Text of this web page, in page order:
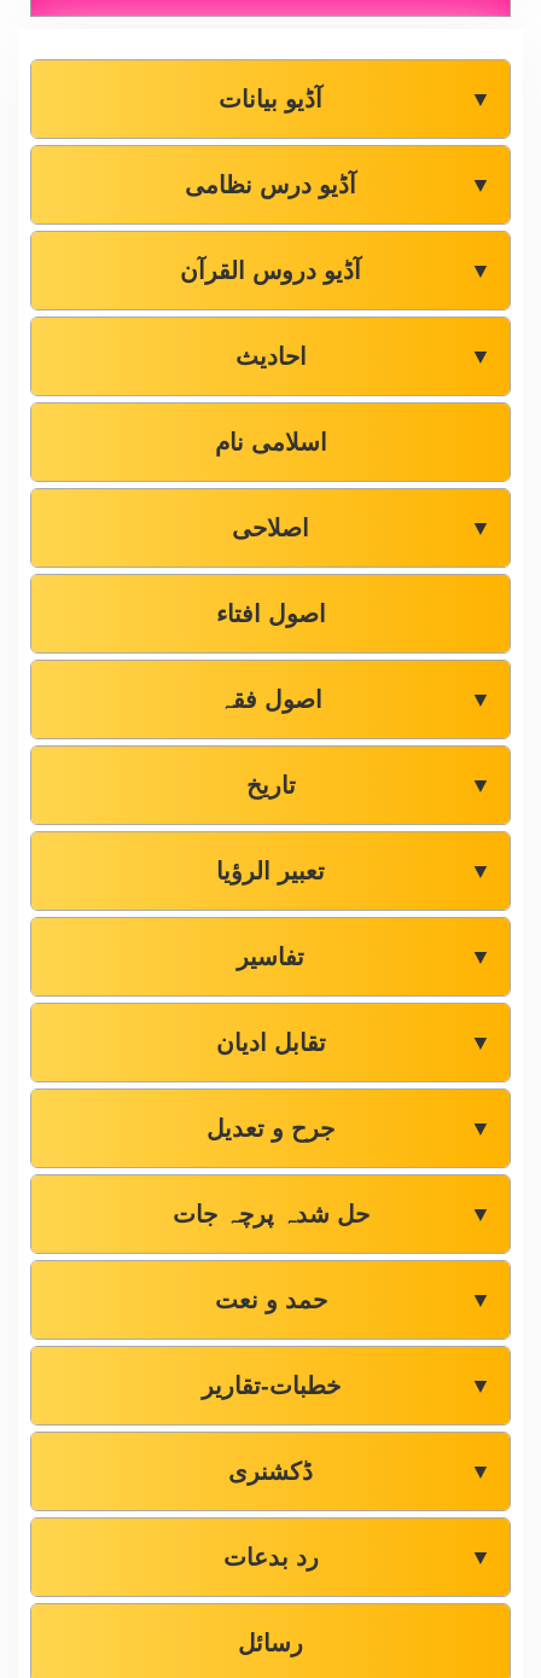
آڈیو بیانات ▼
آڈیو درس نظامی ▼
آڈیو دروس القرآن ▼
احادیث ▼
اسلامی نام
اصلاحی ▼
اصول افتاء
اصول فقہ ▼
تاریخ ▼
تعبیر الرؤیا ▼
تفاسیر ▼
تقابل ادیان ▼
جرح و تعدیل ▼
حل شدہ پرچہ جات ▼
حمد و نعت ▼
خطبات-تقاریر ▼
ڈکشنری ▼
رد بدعات ▼
رسائل